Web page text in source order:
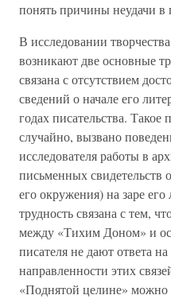
понять причины неудачи в
В исследовании
возникают две основные
связана с отсутствием
сведений о начале его
годах писательства.
случайно, вызвано
исследователя работы в
письменных свидетельств
его окружения) на заре
трудность связана с тем,
между «Тихим Доном» и
писателя не дают ответа
направленности этих
«Поднятой целине» можно